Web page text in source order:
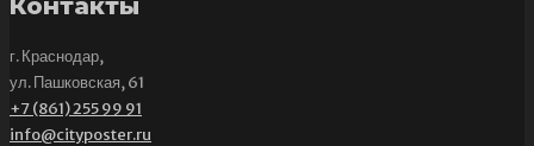
Контакты
г. Краснодар,
ул. Пашковская, 61
+7 (861) 255 99 91
info@cityposter.ru